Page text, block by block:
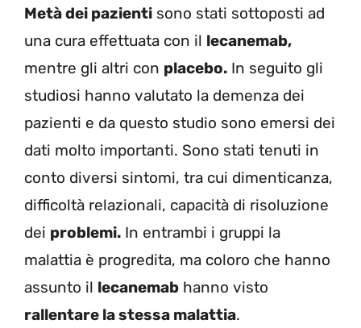
Metà dei pazienti sono stati sottoposti ad
una cura effettuata con il lecanemab,
mentre gli altri con placebo. In seguito gli
studiosi hanno valutato la demenza dei
pazienti e da questo studio sono emersi dei
dati molto importanti. Sono stati tenuti in
conto diversi sintomi, tra cui dimenticanza,
difficoltà relazionali, capacità di risoluzione
dei problemi. In entrambi i gruppi la
malattia è progredita, ma coloro che hanno
assunto il lecanemab hanno visto
rallentare la stessa malattia.